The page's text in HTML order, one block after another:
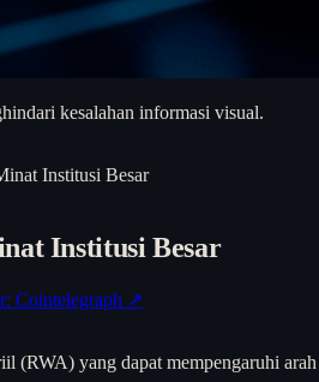
kesalahan informasi visual.
Institusi Besar
Institusi Besar
Cointelegraph ↗
yang dapat mempengaruhi